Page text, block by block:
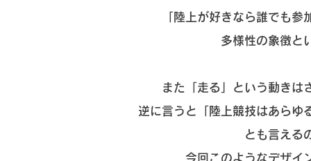
「陸上が好きなら誰でも
多様性の象徴と
また「走る」という動きは
逆に言うと
「陸上競技はあら
とも言える
今回このようなデザイ